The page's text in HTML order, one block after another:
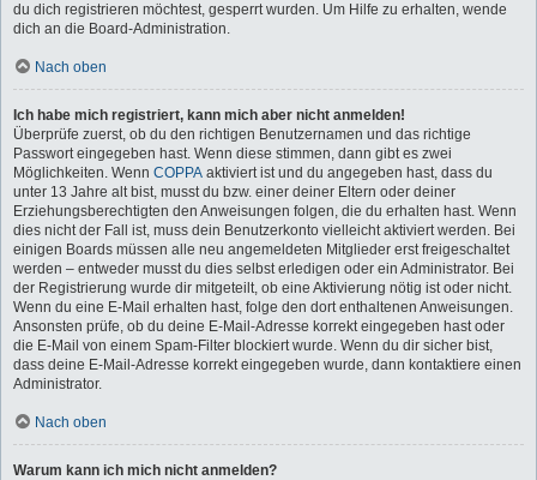
du dich registrieren möchtest, gesperrt wurden. Um Hilfe zu erhalten, wende
dich an die Board-Administration.
Nach oben
Ich habe mich registriert, kann mich aber nicht anmelden!
Überprüfe zuerst, ob du den richtigen Benutzernamen und das richtige
Passwort eingegeben hast. Wenn diese stimmen, dann gibt es zwei
Möglichkeiten. Wenn COPPA aktiviert ist und du angegeben hast, dass du
unter 13 Jahre alt bist, musst du bzw. einer deiner Eltern oder deiner
Erziehungsberechtigten den Anweisungen folgen, die du erhalten hast. Wenn
dies nicht der Fall ist, muss dein Benutzerkonto vielleicht aktiviert werden. Bei
einigen Boards müssen alle neu angemeldeten Mitglieder erst freigeschaltet
werden – entweder musst du dies selbst erledigen oder ein Administrator. Bei
der Registrierung wurde dir mitgeteilt, ob eine Aktivierung nötig ist oder nicht.
Wenn du eine E-Mail erhalten hast, folge den dort enthaltenen Anweisungen.
Ansonsten prüfe, ob du deine E-Mail-Adresse korrekt eingegeben hast oder
die E-Mail von einem Spam-Filter blockiert wurde. Wenn du dir sicher bist,
dass deine E-Mail-Adresse korrekt eingegeben wurde, dann kontaktiere einen
Administrator.
Nach oben
Warum kann ich mich nicht anmelden?